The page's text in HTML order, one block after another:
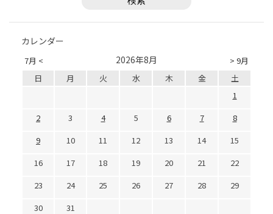
カレンダー
7月 < > 9月
2026年8月
日 月 火 水 木 金
土
1
2
3 4 5 6 7
8
9
10 11 12 13 14
15
16
17 18 19 20 21
22
23
24 25 26 27 28
29
30
31